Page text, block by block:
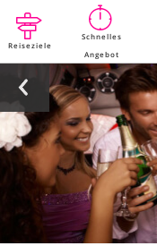
Reiseziele
Schnelles
Angebot